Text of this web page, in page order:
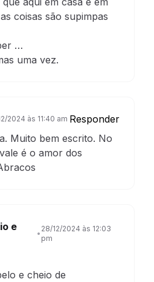
coisas são supimpas
…
uma vez.
2024 às 11:40 am Responder
Muito bem escrito. No
é o amor dos
e
•
28/12/2024 às 12:03
pm
e cheio de